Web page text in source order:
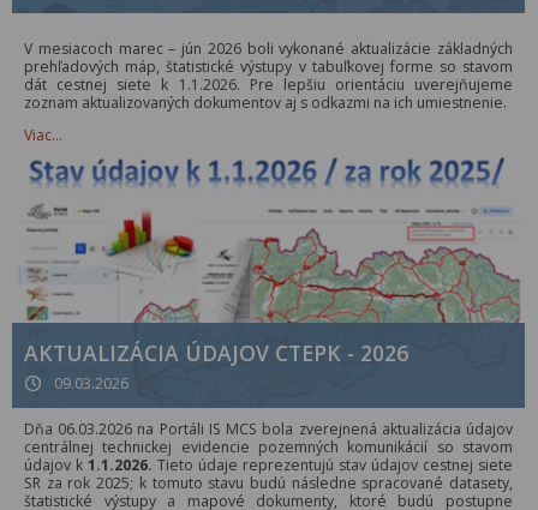
V mesiacoch marec – jún 2026 boli vykonané aktualizácie základných
prehľadových máp, štatistické výstupy v tabuľkovej forme so stavom
dát cestnej siete k 1.1.2026. Pre lepšiu orientáciu uverejňujeme
zoznam aktualizovaných dokumentov aj s odkazmi na ich umiestnenie.
Viac…
AKTUALIZÁCIA ÚDAJOV CTEPK - 2026
09.03.2026
Dňa 06.03.2026 na Portáli IS MCS bola zverejnená aktualizácia údajov
centrálnej technickej evidencie pozemných komunikácií so stavom
údajov k 1.1.2026. Tieto údaje reprezentujú stav údajov cestnej siete
SR za rok 2025; k tomuto stavu budú následne spracované datasety,
štatistické výstupy a mapové dokumenty, ktoré budú postupne